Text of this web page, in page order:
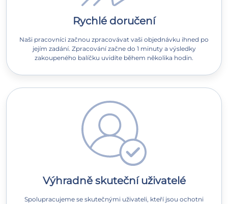
Rychlé doručení
Naši pracovníci začnou zpracovávat vaši objednávku ihned po
jejím zadání. Zpracování začne do 1 minuty a výsledky
zakoupeného balíčku uvidíte během několika hodin.
Výhradně skuteční uživatelé
Spolupracujeme se skutečnými uživateli, kteří jsou ochotni